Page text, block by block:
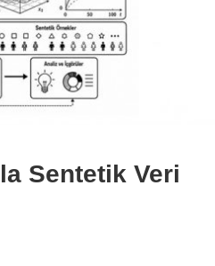
Sentetik Veri